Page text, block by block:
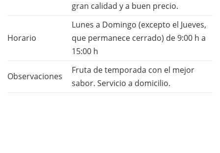
gran calidad y a buen precio.
Horario
Lunes a Domingo (excepto el Jueves,
que permanece cerrado) de 9:00 h a
15:00 h
Observaciones
Fruta de temporada con el mejor
sabor. Servicio a domicilio.